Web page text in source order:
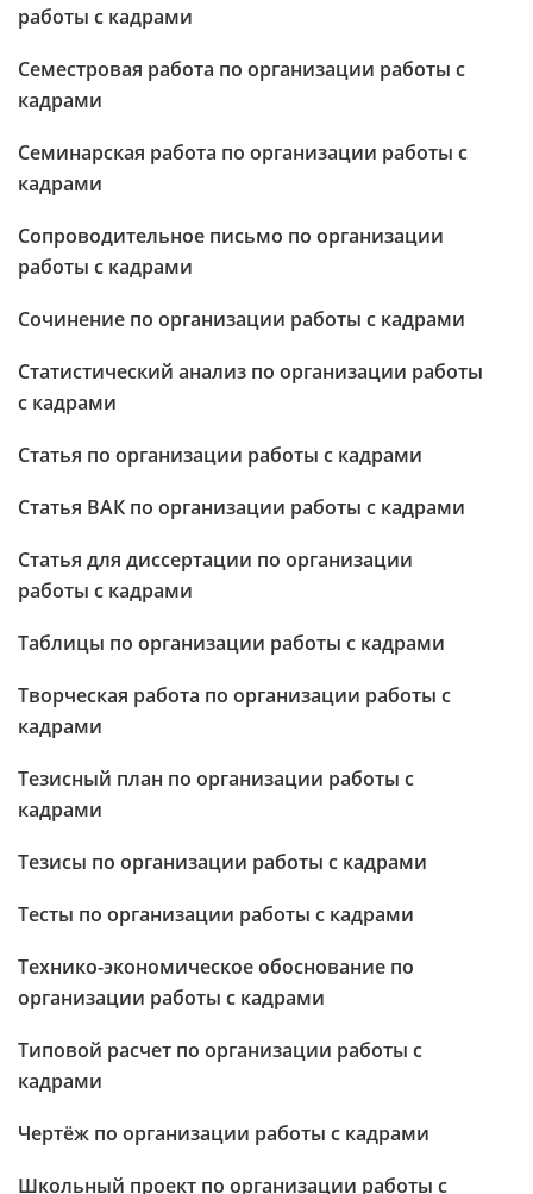
работы с кадрами
Семестровая работа по организации работы с
кадрами
Семинарская работа по организации работы с
кадрами
Сопроводительное письмо по организации
работы с кадрами
Сочинение по организации работы с кадрами
Статистический анализ по организации работы
с кадрами
Статья по организации работы с кадрами
Статья ВАК по организации работы с кадрами
Статья для диссертации по организации
работы с кадрами
Таблицы по организации работы с кадрами
Творческая работа по организации работы с
кадрами
Тезисный план по организации работы с
кадрами
Тезисы по организации работы с кадрами
Тесты по организации работы с кадрами
Технико-экономическое обоснование по
организации работы с кадрами
Типовой расчет по организации работы с
кадрами
Чертёж по организации работы с кадрами
Школьный проект по организации работы с